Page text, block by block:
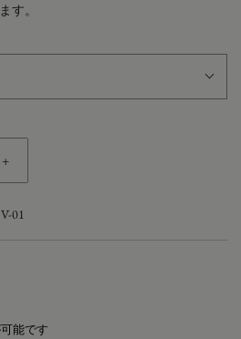
す。
+
01
能です